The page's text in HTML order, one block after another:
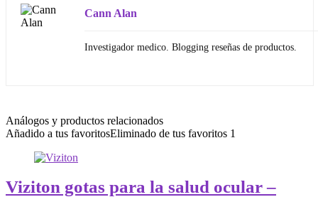
Cann Alan
Investigador medico. Blogging reseñas de productos.
Análogos y productos relacionados
Añadido a tus favoritosEliminado de tus favoritos 1
Viziton gotas para la salud ocular –